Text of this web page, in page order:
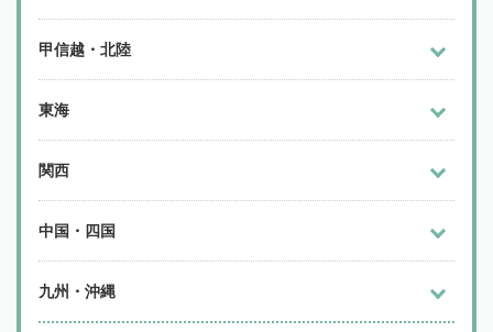
甲信越・北陸
東海
関西
中国・四国
九州・沖縄